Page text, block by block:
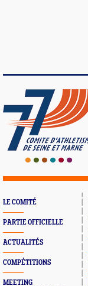
LE COMITÉ
PARTIE OFFICIELLE
ACTUALITÉS
COMPÉTITIONS
MEETING